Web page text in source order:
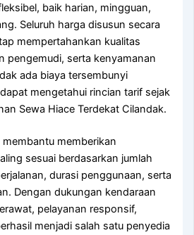
baik harian, mingguan,
Seluruh harga disusun secara
mempertahankan kualitas
pengemudi, serta kenyamanan
ada biaya tersembunyi
mengetahui rincian tarif sejak
Sewa Hiace Terdekat Cilandak.
memberikan
sesuai berdasarkan jumlah
durasi penggunaan, serta
Dengan dukungan kendaraan
pelayanan responsif,
menjadi salah satu penyedia